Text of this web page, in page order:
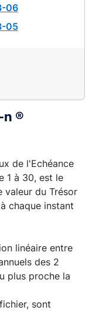
06
05
n ®
de l'Echéance
1 à 30, est le
valeur du Trésor
chaque instant
linéaire entre
des 2
plus proche la
sont